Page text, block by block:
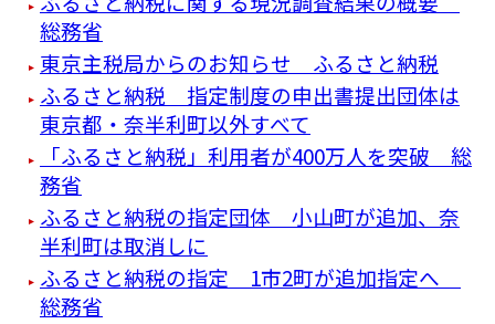
総務省
東京主税局からのお知らせ ふるさと納税
ふるさと納税 指定制度の申出書提出団体は
東京都・奈半利町以外すべて
「ふるさと納税」利用者が400万人を突破 総
務省
ふるさと納税の指定団体 小山町が追加、奈
半利町は取消しに
ふるさと納税の指定 1市2町が追加指定へ
総務省